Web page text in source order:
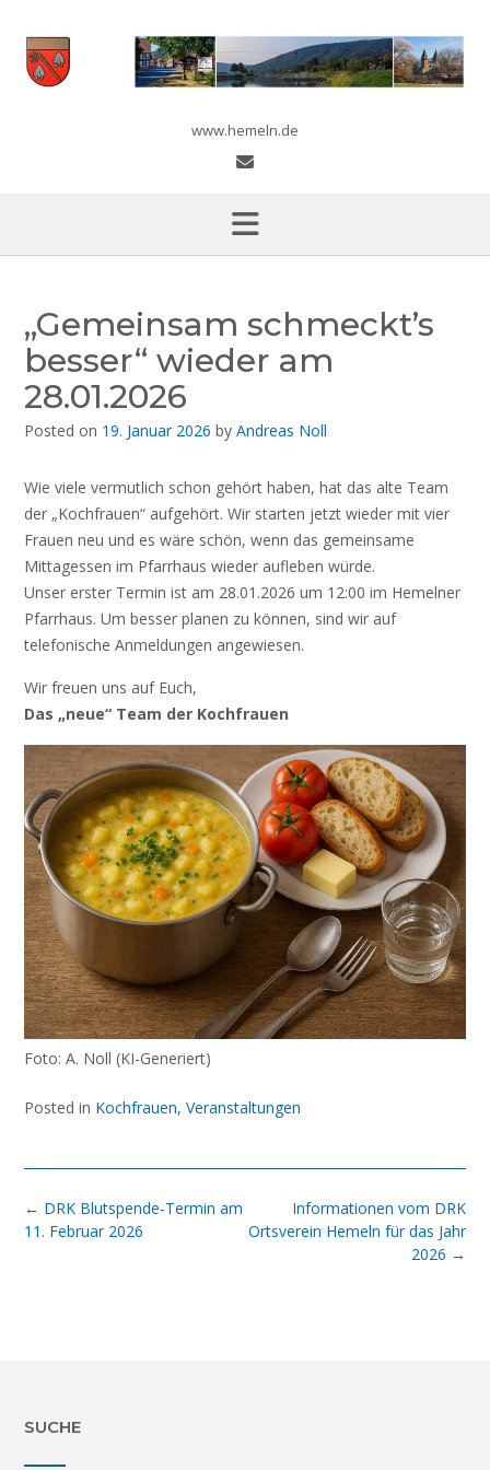
content
www.hemeln.de
„Gemeinsam schmeckt’s
besser“ wieder am
28.01.2026
Posted on 19. Januar 2026 by Andreas Noll
Wie viele vermutlich schon gehört haben, hat das alte Team
der „Kochfrauen“ aufgehört. Wir starten jetzt wieder mit vier
Frauen neu und es wäre schön, wenn das gemeinsame
Mittagessen im Pfarrhaus wieder aufleben würde.
Unser erster Termin ist am 28.01.2026 um 12:00 im Hemelner
Pfarrhaus. Um besser planen zu können, sind wir auf
telefonische Anmeldungen angewiesen.
Wir freuen uns auf Euch,
Das „neue“ Team der Kochfrauen
Foto: A. Noll (KI-Generiert)
Posted in Kochfrauen, Veranstaltungen
Post
navigation
Informationen vom DRK
Ortsverein Hemeln für das Jahr
2026 →
← DRK Blutspende-Termin am
11. Februar 2026
SUCHE